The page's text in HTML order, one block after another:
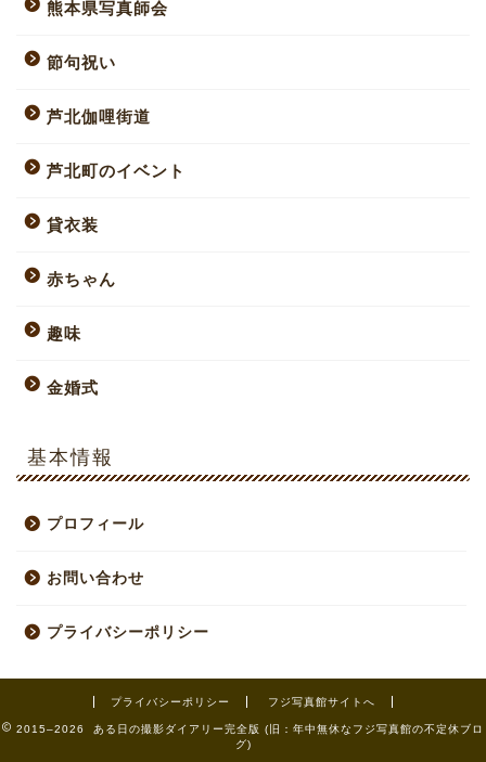
熊本県写真師会
節句祝い
芦北伽哩街道
芦北町のイベント
貸衣装
赤ちゃん
趣味
金婚式
基本情報
プロフィール
お問い合わせ
プライバシーポリシー
プライバシーポリシー フジ写真館サイトへ
2015–2026 ある日の撮影ダイアリー完全版 (旧：年中無休なフジ写真館の不定休ブロ
グ)